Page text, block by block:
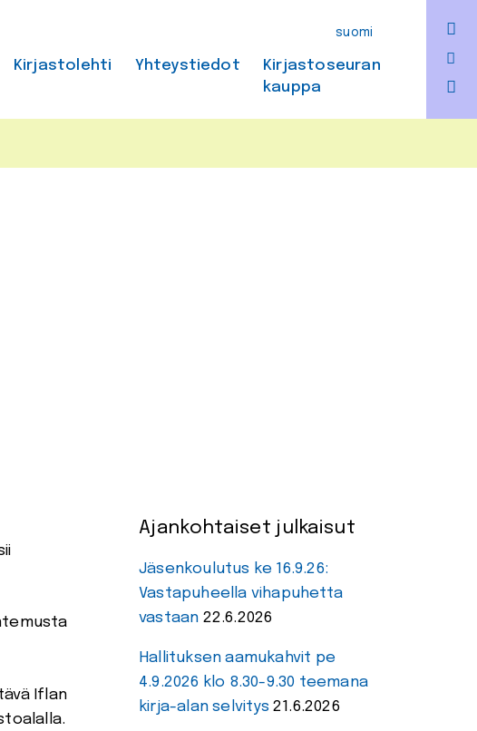
suomi
Kirjastolehti Yhteystiedot
Kirjastoseuran
kauppa
Iflan
Ajankohtaiset julkaisut
Jäsenkoulutus ke 16.9.26:
Vastapuheella vihapuhetta
vastaan 22.6.2026
Hallituksen aamukahvit pe
4.9.2026 klo 8.30-9.30 teemana
kirja-alan selvitys 21.6.2026